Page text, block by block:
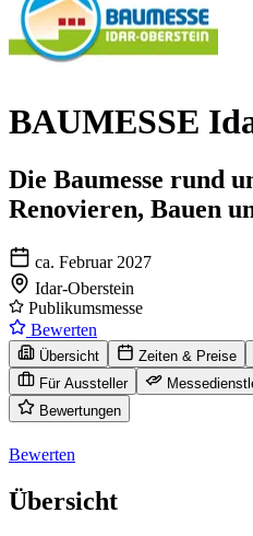
BAUMESSE
Die Baumesse rund
Renovieren, Bauen
ca. Februar 2027
Idar-Oberstein
Publikumsmesse
Bewerten
Übersicht Zeiten & Preise
Für Aussteller
Bewertungen
Bewerten
Übersicht